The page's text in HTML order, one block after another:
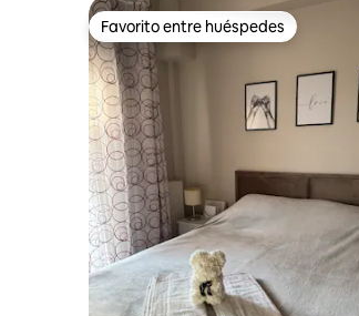
Favorito entre huéspedes
Favorito entre huéspedes